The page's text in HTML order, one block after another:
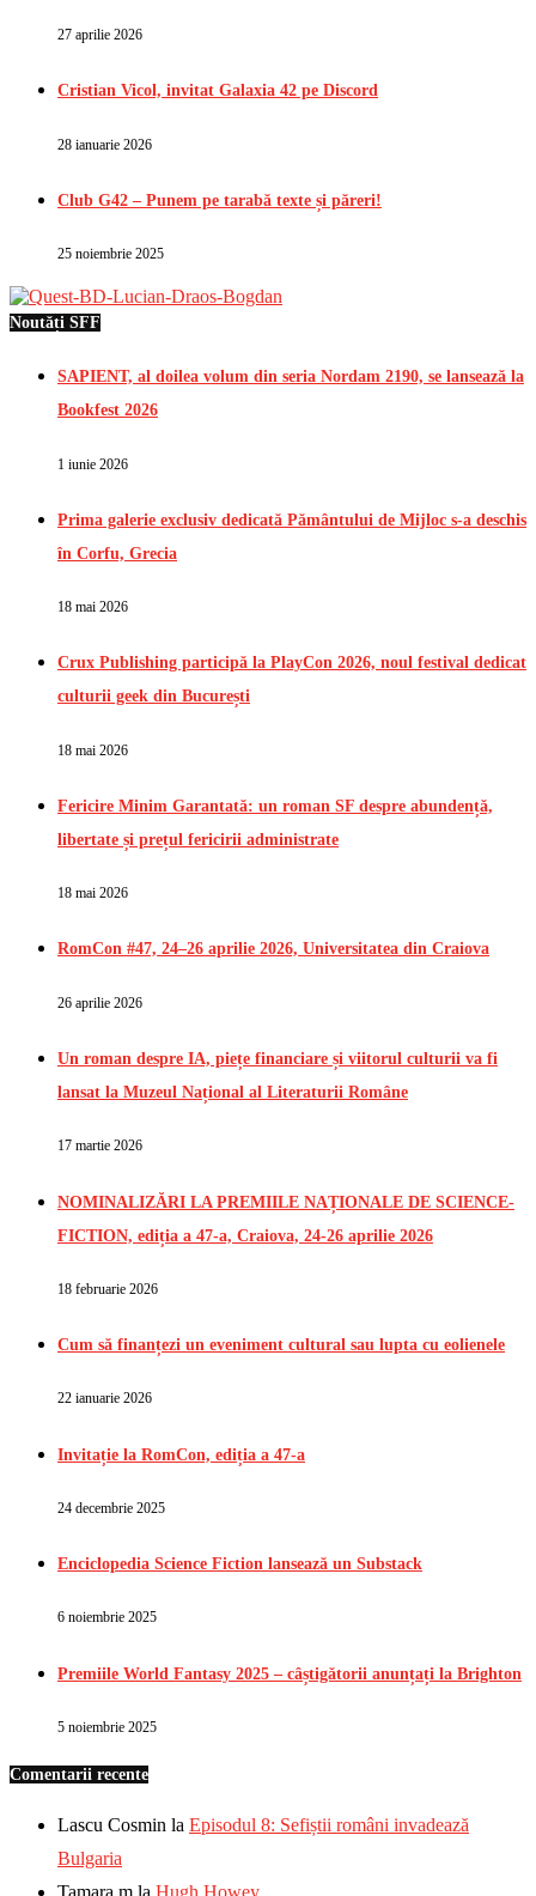
27 aprilie 2026
Cristian Vicol, invitat Galaxia 42 pe Discord
28 ianuarie 2026
Club G42 – Punem pe tarabă texte și păreri!
25 noiembrie 2025
Noutăți SFF
SAPIENT, al doilea volum din seria Nordam 2190, se lansează la
Bookfest 2026
1 iunie 2026
Prima galerie exclusiv dedicată Pământului de Mijloc s-a deschis
în Corfu, Grecia
18 mai 2026
Crux Publishing participă la PlayCon 2026, noul festival dedicat
culturii geek din București
18 mai 2026
Fericire Minim Garantată: un roman SF despre abundență,
libertate și prețul fericirii administrate
18 mai 2026
RomCon #47, 24–26 aprilie 2026, Universitatea din Craiova
26 aprilie 2026
Un roman despre IA, piețe financiare și viitorul culturii va fi
lansat la Muzeul Național al Literaturii Române
17 martie 2026
NOMINALIZĂRI LA PREMIILE NAȚIONALE DE SCIENCE-
FICTION, ediția a 47-a, Craiova, 24-26 aprilie 2026
18 februarie 2026
Cum să finanțezi un eveniment cultural sau lupta cu eolienele
22 ianuarie 2026
Invitație la RomCon, ediția a 47-a
24 decembrie 2025
Enciclopedia Science Fiction lansează un Substack
6 noiembrie 2025
Premiile World Fantasy 2025 – câștigătorii anunțați la Brighton
5 noiembrie 2025
Comentarii recente
Lascu Cosmin la Episodul 8: Sefiștii români invadează
Bulgaria
Tamara m la Hugh Howey